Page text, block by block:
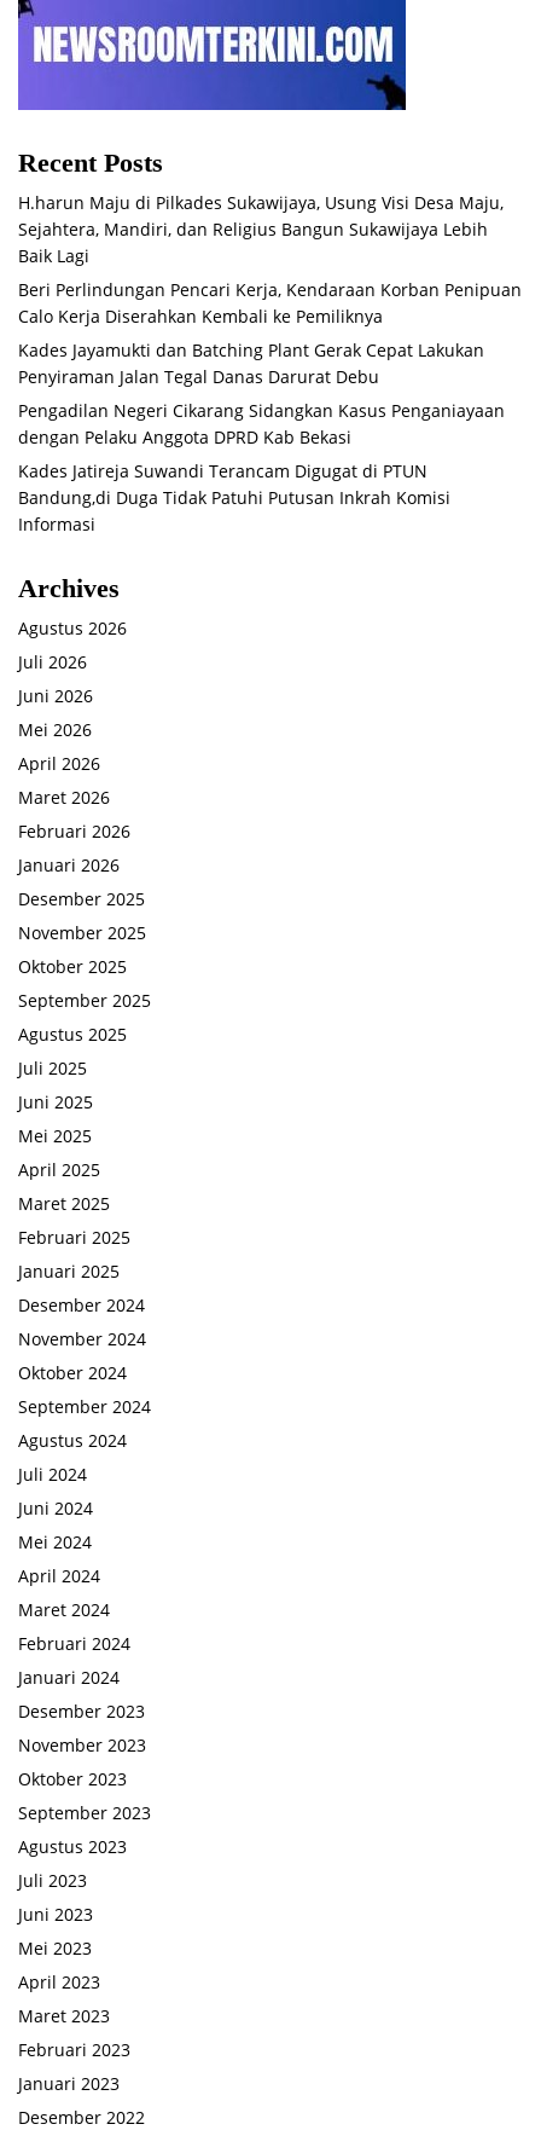
Recent Posts
H.harun Maju di Pilkades Sukawijaya, Usung Visi Desa Maju,
Sejahtera, Mandiri, dan Religius Bangun Sukawijaya Lebih
Baik Lagi
Beri Perlindungan Pencari Kerja, Kendaraan Korban Penipuan
Calo Kerja Diserahkan Kembali ke Pemiliknya
Kades Jayamukti dan Batching Plant Gerak Cepat Lakukan
Penyiraman Jalan Tegal Danas Darurat Debu
Pengadilan Negeri Cikarang Sidangkan Kasus Penganiayaan
dengan Pelaku Anggota DPRD Kab Bekasi
Kades Jatireja Suwandi Terancam Digugat di PTUN
Bandung,di Duga Tidak Patuhi Putusan Inkrah Komisi
Informasi
Archives
Agustus 2026
Juli 2026
Juni 2026
Mei 2026
April 2026
Maret 2026
Februari 2026
Januari 2026
Desember 2025
November 2025
Oktober 2025
September 2025
Agustus 2025
Juli 2025
Juni 2025
Mei 2025
April 2025
Maret 2025
Februari 2025
Januari 2025
Desember 2024
November 2024
Oktober 2024
September 2024
Agustus 2024
Juli 2024
Juni 2024
Mei 2024
April 2024
Maret 2024
Februari 2024
Januari 2024
Desember 2023
November 2023
Oktober 2023
September 2023
Agustus 2023
Juli 2023
Juni 2023
Mei 2023
April 2023
Maret 2023
Februari 2023
Januari 2023
Desember 2022